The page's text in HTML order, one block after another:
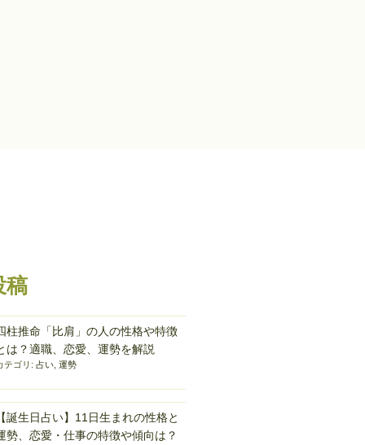
稿
柱推命「比肩」の人の性格や特徴
は？適職、恋愛、運勢を解説
テゴリ: 占い, 運勢
【誕生日占い】11日生まれの性格と
勢、恋愛・仕事の特徴や傾向は？